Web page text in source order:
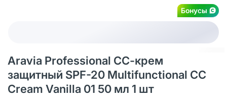
Бонусы
Aravia Professional СС-крем
защитный SPF-20 Multifunctional CC
Cream Vanilla 01 50 мл 1 шт